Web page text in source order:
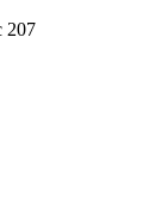
207